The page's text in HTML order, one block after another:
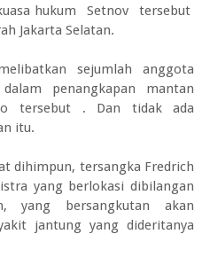
hukum Setnov tersebut
Jakarta Selatan.
sejumlah anggota
penangkapan mantan
tersebut . Dan tidak ada
itu.
dihimpun, tersangka Fredrich
yang berlokasi dibilangan
yang bersangkutan akan
jantung yang dideritanya